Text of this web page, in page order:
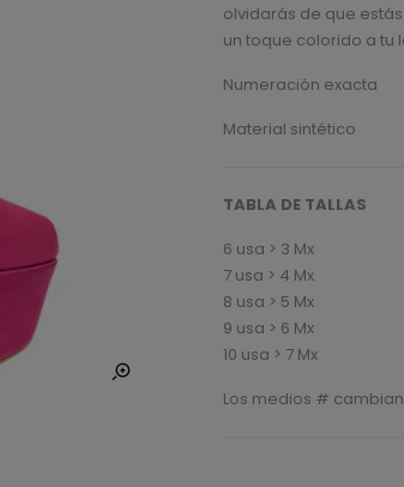
olvidarás de que
un toque colorido a tu
Numeración exacta
Material sintético
TABLA DE TALLAS
6 usa > 3 Mx
7 usa > 4 Mx
8 usa > 5 Mx
9 usa > 6 Mx
10 usa > 7 Mx
Los medios #